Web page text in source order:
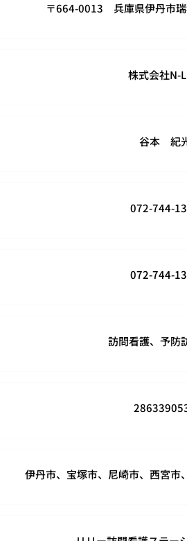
〒664-0013 兵庫県伊丹市
株式会社N-
谷本 紀
072-744-
072-744-
訪問看護、予防
伊丹市、宝塚市、尼崎市、西宮市